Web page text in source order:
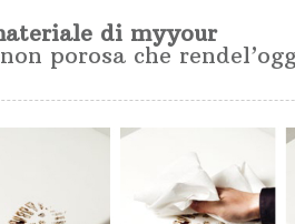
di myyour
porosa che